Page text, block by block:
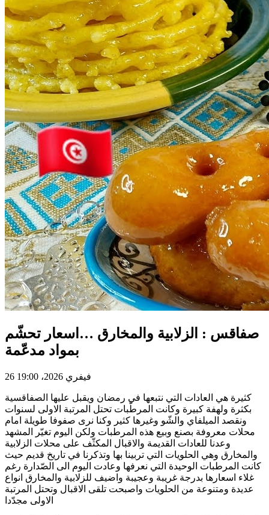
صفاقس : الزلابية والمخارق …اسعار تحشّم
بمواد مدعّمة
26 فيفري 2026، 19:00
كثيرة هي العادات التي نتبعها في رمضان ويقبل عليها الصفاقسية
بكثرة ولهفة كبيرة وكانت المرطّبات تحتل المرتبة الاولى لسنوات
ونقصد الميلفاي والشّو وغيرها كثير وكنا نرى صفوفا طويلة امام
محلات معروفة بصنع وبيع هذه المرطبات ولكن اليوم تغيّر المشهد
وعدنا للعادات القديمة والاقبال المكثّف على محلات الزلابية
والمخارق وهي الحلويات التي تربينا بها وتذكرنا في تاريخ قديم حيث
كانت المرطبات الوحيدة التي نعرفها وعادت اليوم الى الصّدارة رغم
غلاء اسعارها بدرجة غريبة وعجيبة واضيف للزلابية والمخارق انواع
عديدة ومتنوعة من الحلويات واصبحت تلقى الاقبال وتحتل المرتبة
الاولى مجدّدا